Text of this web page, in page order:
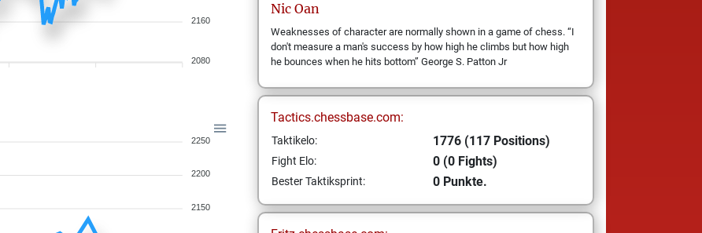
2160
2080
2250
2200
2150
Nic Oan
Weaknesses of character are normally shown in a game of chess. “I
don't measure a man's success by how high he climbs but how high
he bounces when he hits bottom” George S. Patton Jr
Tactics.chessbase.com:
Taktikelo: 1776 (117 Positions)
Fight Elo: 0 (0 Fights)
Bester Taktiksprint: 0 Punkte.